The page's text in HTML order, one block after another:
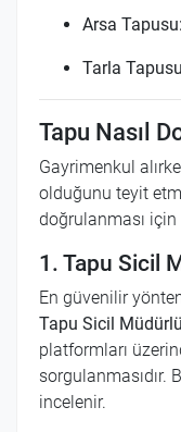
Arsa Tapusu:
Tarla
Tapu Nasıl
Gayrimenkul
olduğunu teyit
doğrulanması
1. Tapu Sicil
En güvenilir
Tapu Sicil
platformları
sorgulanmasıdır.
incelenir.